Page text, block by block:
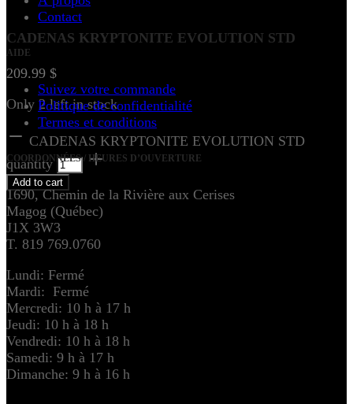
CADENAS KRYPTONITE EVOLUTION STD
209.99 $
Only 2 left in stock
CADENAS KRYPTONITE EVOLUTION STD
quantity
Add to cart
Contact
AIDE
Suivez votre commande
Politique de confidentialité
Termes et conditions
COORDONNÉES / HEURES D’OUVERTURE
1690, Chemin de la Rivière aux Cerises
Magog (Québec)
J1X 3W3
T. 819 769.0760
Lundi: Fermé
Mardi: Fermé
Mercredi: 10 h à 17 h
Jeudi: 10 h à 18 h
Vendredi: 10 h à 18 h
Samedi: 9 h à 17 h
Dimanche: 9 h à 16 h